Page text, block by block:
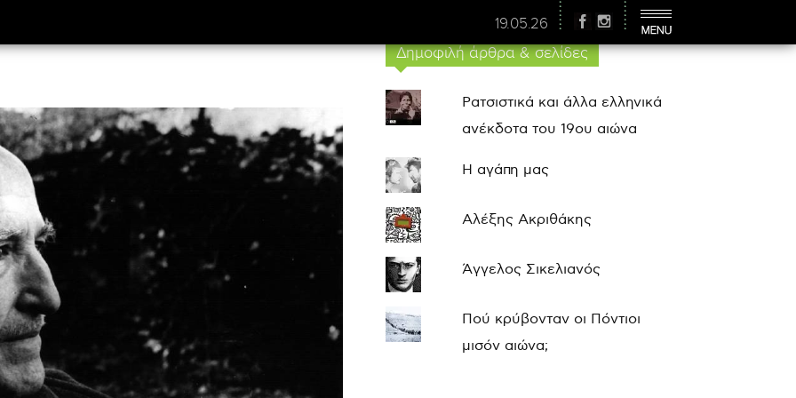
19.05.26
Δημοφιλή άρθρα & σελίδες
Ρατσιστικά και άλλα ελληνικά
ανέκδοτα του 19ου αιώνα
Η αγάπη μας
Αλέξης Ακριθάκης
Άγγελος Σικελιανός
Πού κρύβονταν οι Πόντιοι
μισόν αιώνα;